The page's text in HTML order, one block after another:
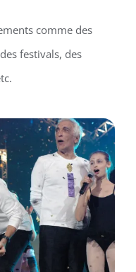
comme des
festivals, des